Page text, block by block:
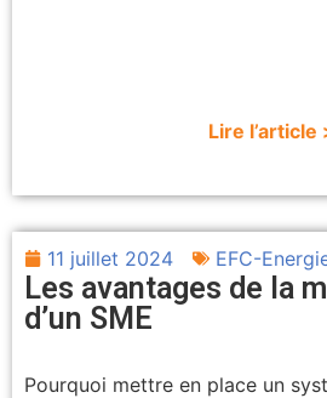
Lire l’article
11 juillet 2024 EFC-
Les avantages de la
d’un SME
Pourquoi mettre en place un